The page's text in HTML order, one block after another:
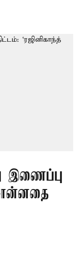
இணைப்பு